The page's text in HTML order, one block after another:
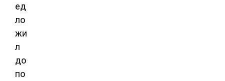
ед
ло
жи
л
до
по